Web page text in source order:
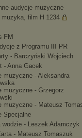
audycje muzyczne
muzyka, film H 1234
FM
z Programu III PR
- Barczyński Wojciech
- Anna Gacek
muzyczne - Aleksandra
muzyczne - Grzegorz
muzyczne - Mateusz
Specjalne
wodzie - Leszek Adamczyk
- Mateusz Tomaszuk